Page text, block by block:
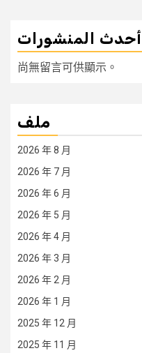
أحدث المنشورات
尚無留言可供顯示。
ملف
2026 年 8 月
2026 年 7 月
2026 年 6 月
2026 年 5 月
2026 年 4 月
2026 年 3 月
2026 年 2 月
2026 年 1 月
2025 年 12 月
2025 年 11 月